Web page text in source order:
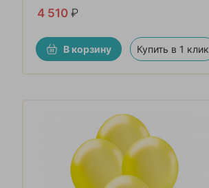
4 510 ₽
В корзину Купить в 1 клик